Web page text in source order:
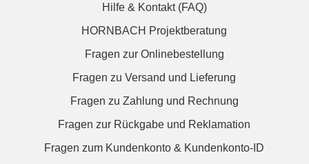
Hilfe & Kontakt (FAQ)
HORNBACH Projektberatung
Fragen zur Onlinebestellung
Fragen zu Versand und Lieferung
Fragen zu Zahlung und Rechnung
Fragen zur Rückgabe und Reklamation
Fragen zum Kundenkonto & Kundenkonto-ID